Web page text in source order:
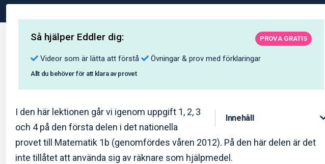
PROVA GRATIS
Så hjälper Eddler dig:
Videor som är lätta att förstå Övningar & prov med förklaringar
Allt du behöver för att klara av provet
Innehåll
I den här lektionen går vi igenom uppgift 1, 2, 3
och 4 på den första delen i det nationella
provet till Matematik 1b (genomfördes våren 2012). På den här delen är det
inte tillåtet att använda sig av räknare som hjälpmedel.